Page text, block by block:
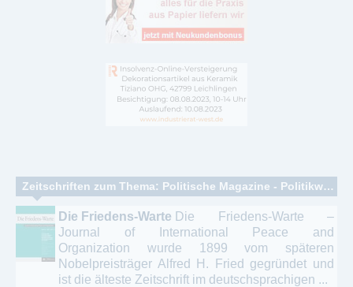
Zeitschriften zum Thema: Politische Magazine - Politikwissenschaft
Die Friedens-Warte Die Friedens-Warte –
Journal of International Peace and
Organization wurde 1899 vom späteren
Nobelpreisträger Alfred H. Fried gegründet und
ist die älteste Zeitschrift im deutschsprachigen ...